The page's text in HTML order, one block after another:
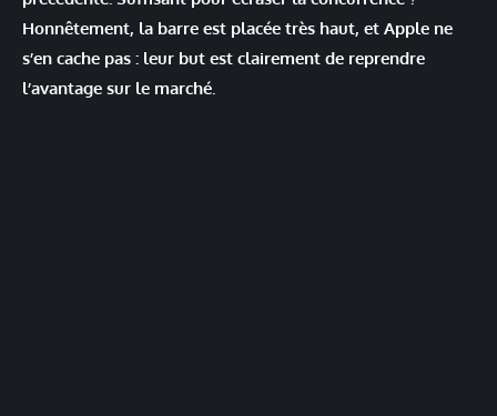
Honnêtement, la barre est placée très haut, et Apple ne
s’en cache pas : leur but est clairement de reprendre
l’avantage sur le marché.